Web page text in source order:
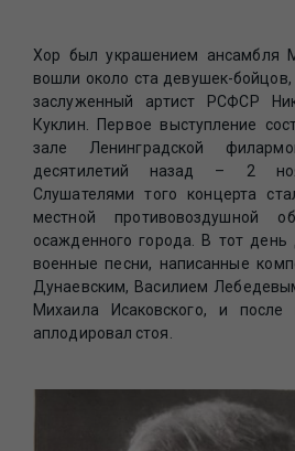
Хор был украшением ансамбля
вошли около ста девушек-
заслуженный артист РСФСР
Куклин. Первое выступление
зале Ленинградской
десятилетий назад – 2
Слушателями того концерта
местной противовоздушной
осажденного города. В тот день
военные песни, написанные
Дунаевским, Василием
Михаила Исаковского, и
аплодировал стоя.